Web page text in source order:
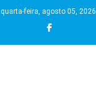
quarta-feira, agosto 05, 2026